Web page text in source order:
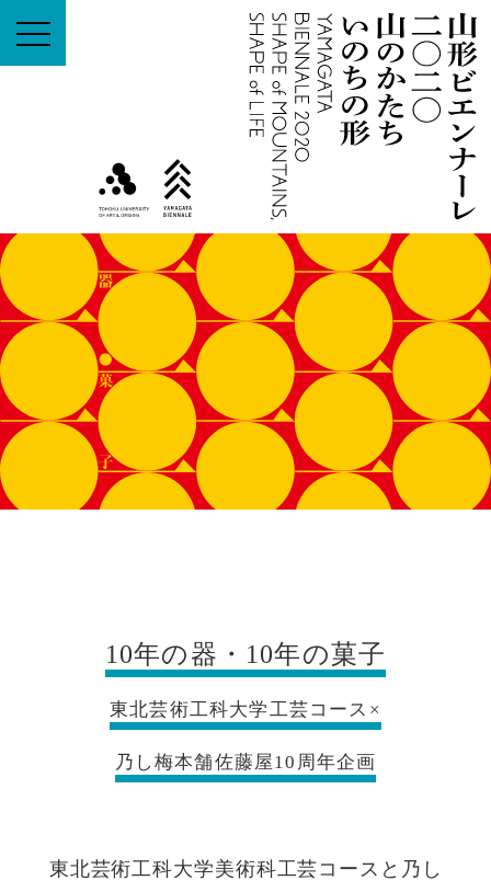
10年の器・10年の菓子
東北芸術工科大学工芸コース×
乃し梅本舗佐藤屋10周年企画
東北芸術工科大学美術科工芸コースと乃し